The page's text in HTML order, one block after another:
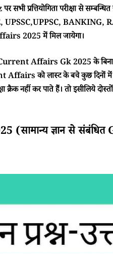
प्रत्तियोगिता परीक्षा से
BANKING,
2025 में मिल जायेगा।
Current Affairs Gk 2025 के
Affairs को लास्ट के बचे कुछ दिनों
नहीं कर पाते हैं। तो इसीलिये
ज्ञान से संबंधित